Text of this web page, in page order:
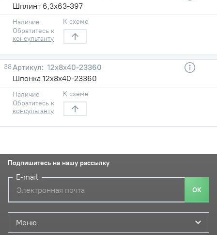
Шплинт 6,3х63-397
Наличие
Обратитесь к
консультанту
К схеме
38
12х8х40-23360
Шпонка 12х8х40-23360
Наличие
Обратитесь к
консультанту
К схеме
Меню
Подпишитесь на нашу рассылку
E-mail
ОК